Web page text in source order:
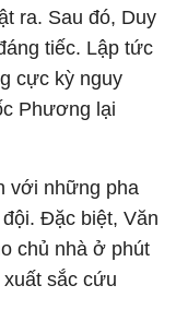
ra. Sau đó, Duy
tiếc. Lập tức
cực kỳ nguy
Phương lại
với những pha
Đặc biệt, Văn
chủ nhà ở phút
sắc cứu